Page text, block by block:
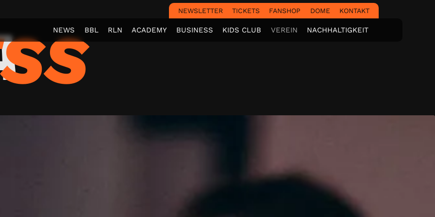
NEWSLETTER TICKETS FANSHOP DOME KONTAKT
NEWS BBL RLN ACADEMY BUSINESS KIDS CLUB VEREIN NACHHALTIGKEIT